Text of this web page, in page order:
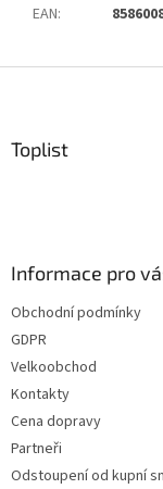
EAN:
Toplist
Informace pro
Obchodní podmínky
GDPR
Velkoobchod
Kontakty
Cena dopravy
Partneři
Odstoupení od kupní